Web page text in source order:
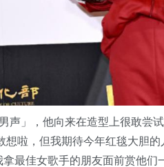
声」，他向来在造型上很敢尝
想啦，但我期待今年红毯大胆
最佳女歌手的朋友面前赏他